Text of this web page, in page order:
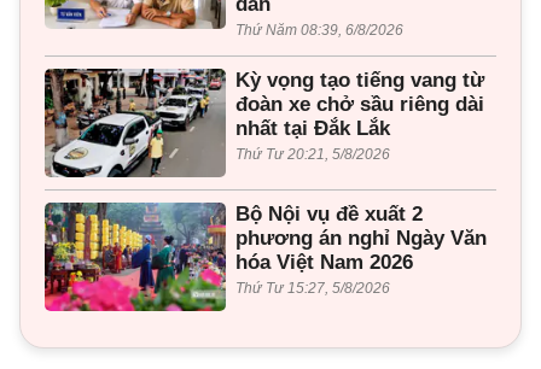
Thứ Năm 08:39, 6/8/2026
Kỳ vọng tạo tiếng vang từ
đoàn xe chở sầu riêng dài
nhất tại Đắk Lắk
Thứ Tư 20:21, 5/8/2026
Bộ Nội vụ đề xuất 2
phương án nghỉ Ngày Văn
hóa Việt Nam 2026
Thứ Tư 15:27, 5/8/2026